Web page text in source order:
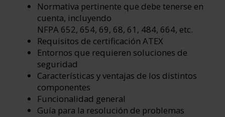
Normativa pertinente que debe tenerse en
cuenta, incluyendo
NFPA 652, 654, 69, 68, 61, 484, 664, etc.
Requisitos de certificación ATEX
Entornos que requieren soluciones de
seguridad
Características y ventajas de los distintos
componentes
Funcionalidad general
Guía para la resolución de problemas